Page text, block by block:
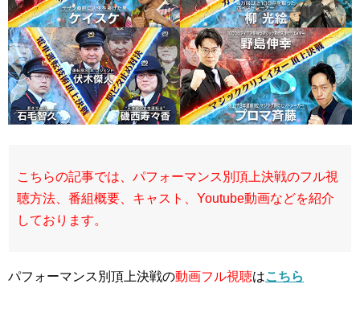
こちらの記事では、パフォーマンス別頂上決戦のフル視
聴方法、番組概要、キャスト、Youtube動画などを紹介
しております。
パフォーマンス別頂上決戦の動画フル視聴はこちら